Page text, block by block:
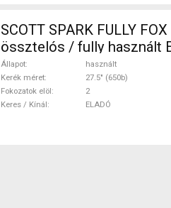
SCOTT SPARK FULLY
össztelós / fully használt
Állapot
használt
Kerék méret
27.5" (650b)
Fokozatok elöl
2
Keres / Kínál
ELADÓ